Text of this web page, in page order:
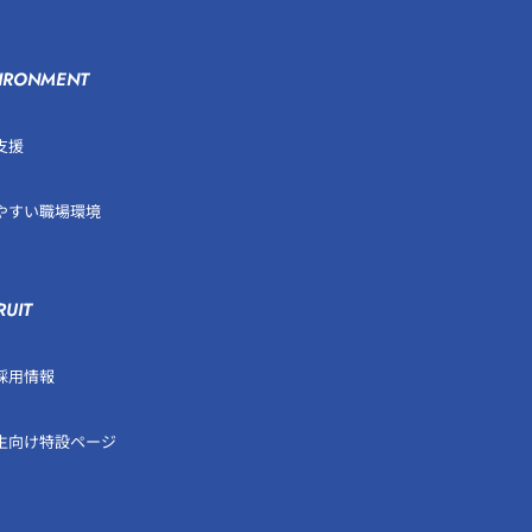
援
すい職場環境
用情報
向け特設ページ